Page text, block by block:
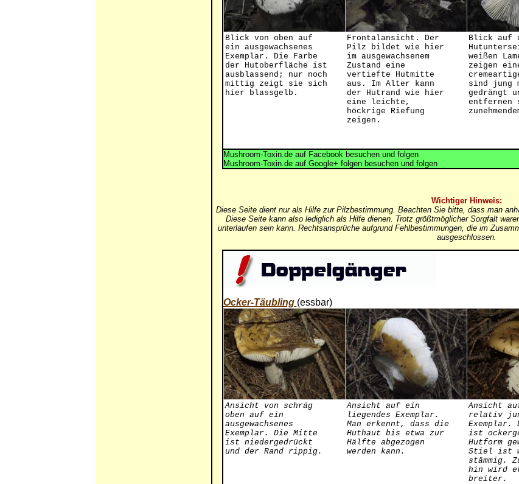
Blick von oben auf
ein ausgewachsenes
Exemplar. Die Farbe
der Hutoberfläche ist
ausblassend; nur noch
mittig zeigt sie sich
hier blassgelb.
Frontalansicht. Der
Pilz bildet wie hier
im ausgewachsenem
Zustand eine
vertiefte Hutmitte
aus. Im Alter kann
der Hutrand wie hier
eine leichte,
höckrige Riefung
zeigen.
Blick auf
weißen
zeigen
sind jung
gedrängt
entfernen
Mushroom-Toxin.de auf Facebook besuchen und folgen
Mushroom-Toxin.de auf Google+ folgen besuchen und folgen
Wichtiger Hinweis:
Diese Seite dient nur als Hilfe zur Pilzbestimmung. Beachten Sie bitte, dass man
Diese Seite kann also lediglich als Hilfe dienen. Trotz größtmöglicher Sorgfalt
unterlaufen sein kann. Rechtsansprüche aufgrund Fehlbestimmungen, die im
ausgeschlossen.
Ocker-Täubling (essbar)
Ansicht von schräg
oben auf ein
ausgewachsenes
Exemplar. Die Mitte
ist niedergedrückt
und der Rand rippig.
Ansicht auf ein
liegendes Exemplar.
Man erkennt, dass die
Huthaut bis etwa zur
Hälfte abgezogen
werden kann.
Ansicht
relativ
Exemplar.
ist
Hutform
Stiel ist
stämmig.
hin wird
breiter.